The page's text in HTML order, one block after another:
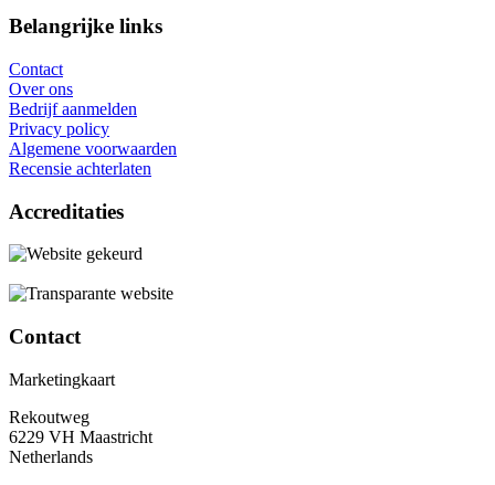
Belangrijke links
Contact
Over ons
Bedrijf aanmelden
Privacy policy
Algemene voorwaarden
Recensie achterlaten
Accreditaties
Contact
Marketingkaart
Rekoutweg
6229 VH Maastricht
Netherlands